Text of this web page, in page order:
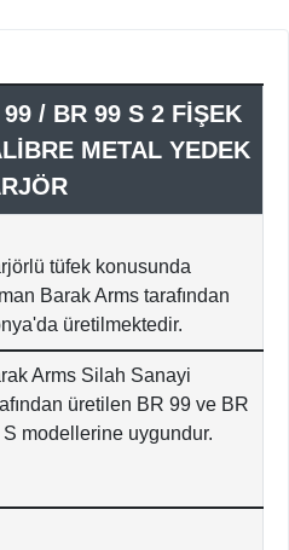
/ BR 99 S 2 FİŞEK
METAL YEDEK
tüfek konusunda
BarakArms tarafından
üretilmektedir.
Arms Silah Sanayi
üretilen BR 99 ve BR
S modellerine uygundur.